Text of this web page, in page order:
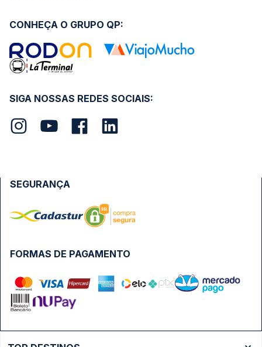
SIGA NOSSAS REDES SOCIAIS:
CONHEÇA O GRUPO QP:
FORMAS DE PAGAMENTO
SEGURANÇA